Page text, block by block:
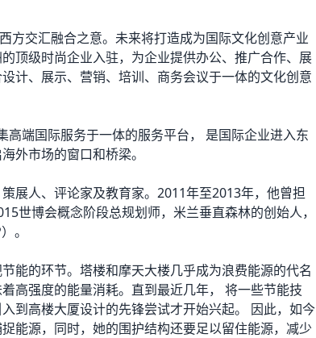
交汇融合之意。未来将打造成为国际文化创意产业
顶级时尚企业入驻，为企业提供办公、推广合作、展
计、展示、营销、培训、商务会议于一体的文化创意
高端国际服务于一体的服务平台， 是国际企业进入东
外市场的窗口和桥梁。
展人、评论家及教育家。2011年至2013年，他曾担
世博会概念阶段总规划师，米兰垂直森林的创始人，
。
能的环节。塔楼和摩天大楼几乎成为浪费能源的代名
高强度的能量消耗。直到最近几年， 将一些节能技
到高楼大厦设计的先锋尝试才开始兴起。 因此，如今
能源，同时，她的围护结构还要足以留住能源，减少